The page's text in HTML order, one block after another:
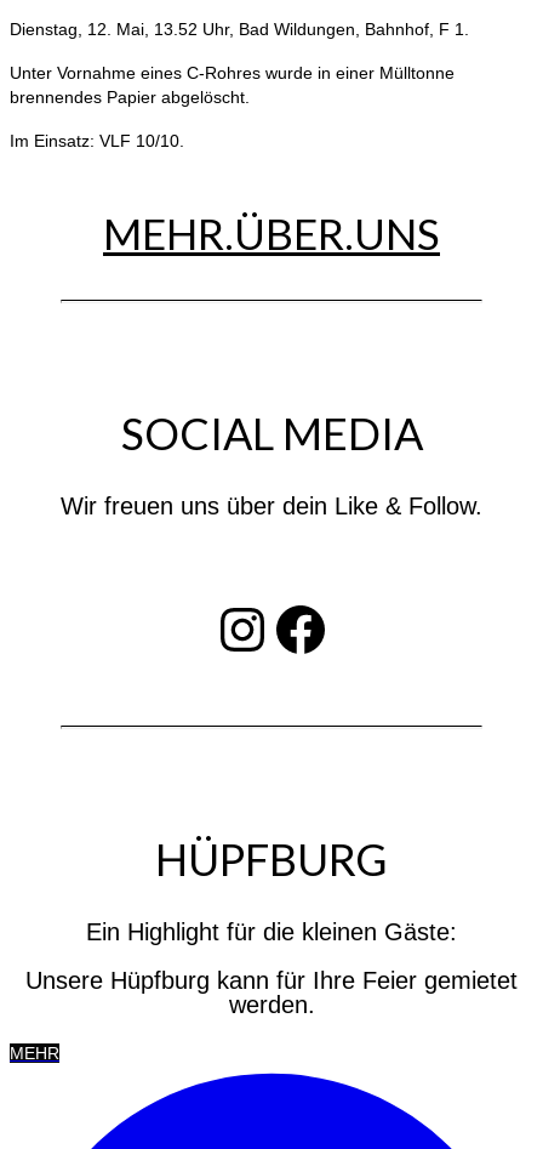
Dienstag, 12. Mai, 13.52 Uhr, Bad Wildungen, Bahnhof, F 1.
Unter Vornahme eines C-Rohres wurde in einer Mülltonne
brennendes Papier abgelöscht.
Im Einsatz: VLF 10/10.
MEHR.ÜBER.UNS
SOCIAL MEDIA
Wir freuen uns über dein Like & Follow.
INSTAGRAM Facebook
HÜPFBURG
Ein Highlight für die kleinen Gäste:
Unsere Hüpfburg kann für Ihre Feier gemietet
werden.
MEHR